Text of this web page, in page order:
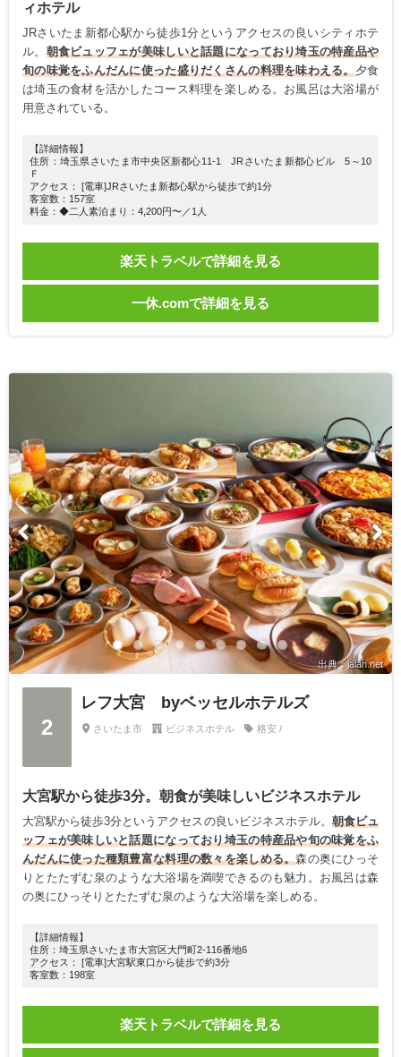
ィホテル
JRさいたま新都心駅から徒歩1分というアクセスの良いシティホテ
ル。 朝食ビュッフェが美味しいと話題になっており埼玉の特産品や
旬の味覚をふんだんに使った盛りだくさんの料理を味わえる。 夕食
は埼玉の食材を活かしたコース料理を楽しめる。お風呂は大浴場が
用意されている。
【詳細情報】
住所：埼玉県さいたま市中央区新都心11-1 JRさいたま新都心ビル 5～10
Ｆ
アクセス： [電車]JRさいたま新都心駅から徒歩で約1分
客室数：157室
料金：◆二人素泊まり：4,200円〜／1人
楽天トラベルで詳細を見る
一休.comで詳細を見る
出典：jalan.net
2
レフ大宮 byベッセルホテルズ
さいたま市 ビジネスホテル 格安 /
大宮駅から徒歩3分。朝食が美味しいビジネスホテル
大宮駅から徒歩3分というアクセスの良いビジネスホテル。 朝食ビュ
ッフェが美味しいと話題になっており埼玉の特産品や旬の味覚をふ
んだんに使った種類豊富な料理の数々を楽しめる。森の奥にひっそ
りとたたずむ泉のような大浴場を満喫できるのも魅力。お風呂は森
の奥にひっそりとたたずむ泉のような大浴場を楽しめる。
【詳細情報】
住所：埼玉県さいたま市大宮区大門町2-116番地6
アクセス： [電車]大宮駅東口から徒歩で約3分
客室数：198室
楽天トラベルで詳細を見る